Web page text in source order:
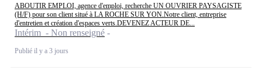
ABOUTIR EMPLOI, agence d'emploi, recherche UN OUVRIER PAYSAGISTE
(H/F) pour son client situé à LA ROCHE SUR YON.Notre client, entreprise
d'entretien et création d'espaces verts.DEVENEZ ACTEUR DE...
Intérim - Non renseigné
Publié il y a 3 jours